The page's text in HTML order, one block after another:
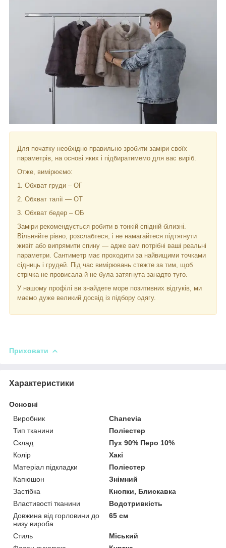
Для початку необхідно правильно зробити заміри своїх
параметрів, на основі яких і підбиратимемо для вас виріб.
Отже, вимірюємо:
1. Обхват груди – ОГ
2. Обхват талії — ОТ
3. Обхват бедер – ОБ
Заміри рекомендується робити в тонкій спідній білизні.
Вільняйте рівно, розслабтеся, і не намагайтеся підтягнути
живіт або випрямити спину — адже вам потрібні ваші реальні
параметри. Сантиметр має проходити за найвищими точками
сідниць і грудей. Під час вимірювань стежте за тим, щоб
стрічка не провисала й не була затягнута занадто туго.
У нашому профілі ви знайдете море позитивних відгуків, ми
маємо дуже великий досвід із підбору одягу.
Приховати
Характеристики
Основні
Виробник
Chanevia
Тип тканини
Поліестер
Склад
Пух 90% Перо 10%
Колір
Хакі
Матеріал підкладки
Поліестер
Капюшон
Знімний
Застібка
Кнопки, Блискавка
Властивості тканини
Водотривкість
Довжина від горловини до
низу вироба
65 см
Стиль
Міський